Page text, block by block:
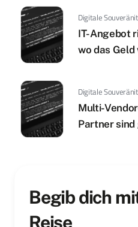
Digitale
IT-Angebot
wo das
Digitale
Multi-
Partner sind
Begib dich
Reise